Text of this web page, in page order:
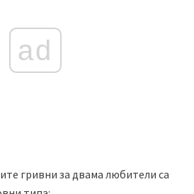
ad
гривни за двама любители са